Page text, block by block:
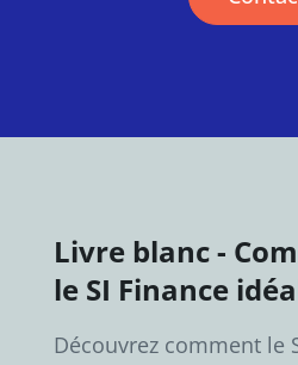
Livre blanc -
le SI Finance
Découvrez comment le